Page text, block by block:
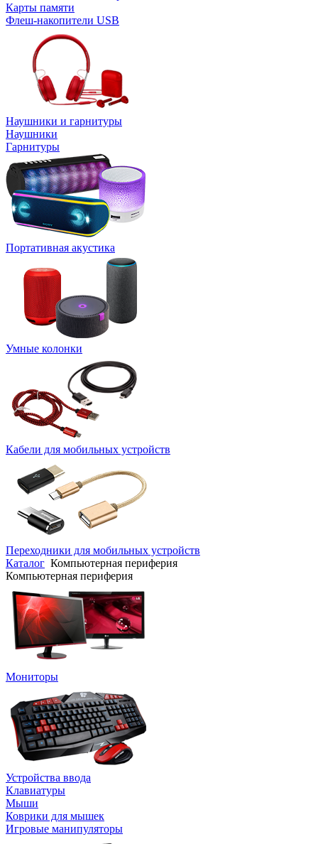
Карты памяти
Флеш-накопители USB
Наушники и гарнитуры
Наушники
Гарнитуры
Портативная акустика
Умные колонки
Кабели для мобильных устройств
Переходники для мобильных устройств
Каталог Компьютерная периферия
Компьютерная периферия
Мониторы
Устройства ввода
Клавиатуры
Мыши
Коврики для мышек
Игровые манипуляторы